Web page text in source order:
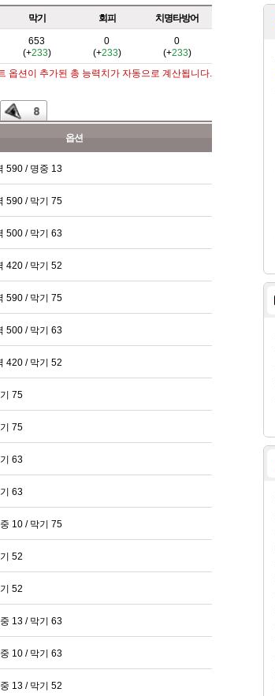
막기 회피 치명타방어
653
(+233)
0
(+233)
0
(+233)
옵션이 추가된 총 능력치가 자동으로 계산됩니다.
옵션
590 / 명중 13
590 / 막기 75
500 / 막기 63
420 / 막기 52
590 / 막기 75
500 / 막기 63
420 / 막기 52
75
75
63
63
10 / 막기 75
52
52
13 / 막기 63
10 / 막기 63
13 / 막기 52